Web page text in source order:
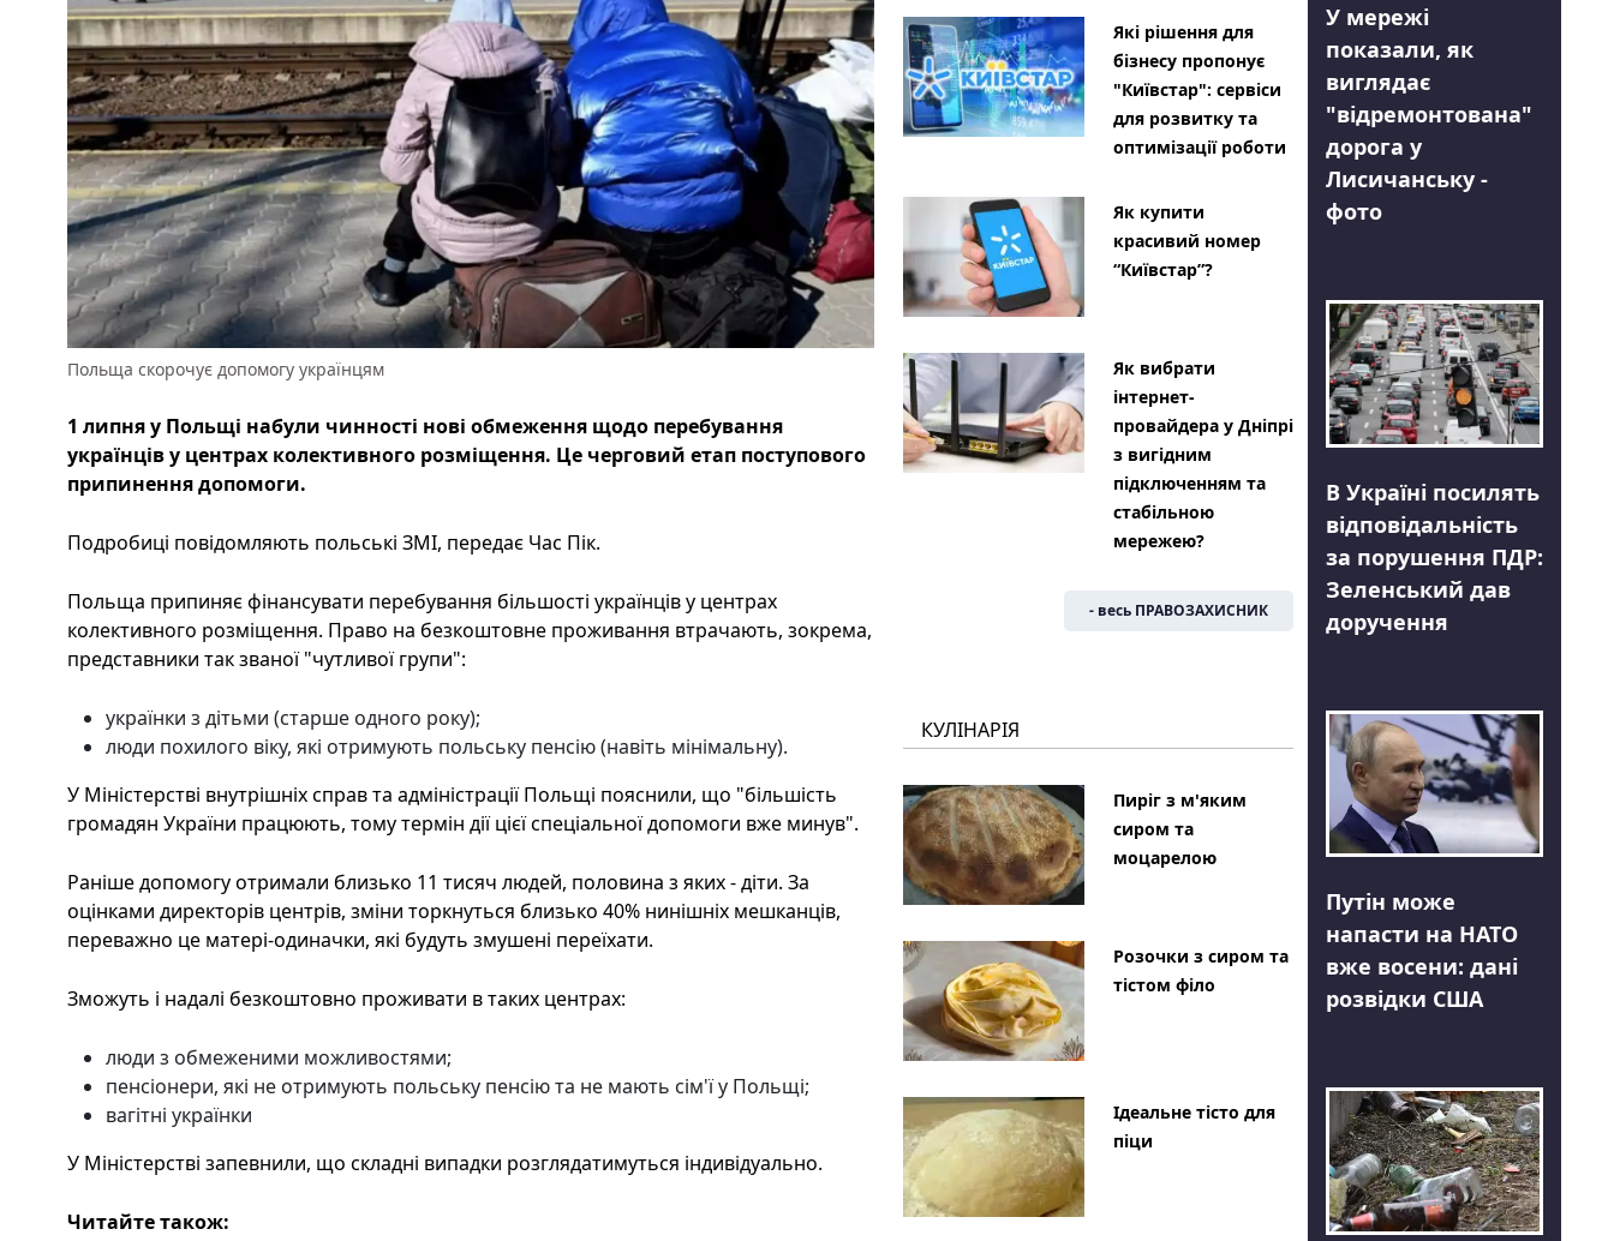
Польща скорочує допомогу українцям
1 липня у Польщі набули чинності нові обмеження щодо перебування
українців у центрах колективного розміщення. Це черговий етап поступового
припинення допомоги.
Подробиці повідомляють польські ЗМІ, передає Час Пік.
Польща припиняє фінансувати перебування більшості українців у центрах
колективного розміщення. Право на безкоштовне проживання втрачають, зокрема,
представники так званої "чутливої ​​групи":
українки з дітьми (старше одного року);
люди похилого віку, які отримують польську пенсію (навіть мінімальну).
У Міністерстві внутрішніх справ та адміністрації Польщі пояснили, що "більшість
громадян України працюють, тому термін дії цієї спеціальної допомоги вже минув".
Раніше допомогу отримали близько 11 тисяч людей, половина з яких - діти. За
оцінками директорів центрів, зміни торкнуться близько 40% нинішніх мешканців,
переважно це матері-одиначки, які будуть змушені переїхати.
Зможуть і надалі безкоштовно проживати в таких центрах:
люди з обмеженими можливостями;
пенсіонери, які не отримують польську пенсію та не мають сім'ї у Польщі;
вагітні українки
У Міністерстві запевнили, що складні випадки розглядатимуться індивідуально.
Читайте також:
Які рішення для
бізнесу пропонує
"Київстар": сервіси
для розвитку та
оптимізації роботи
Як купити
красивий номер
“Київстар”?
Як вибрати
інтернет-
провайдера у Дніпрі
з вигідним
підключенням та
стабільною
мережею?
- весь ПРАВОЗАХИСНИК
КУЛІНАРІЯ
Пиріг з м'яким
сиром та
моцарелою
Розочки з сиром та
тістом філо
Ідеальне тісто для
піци
У мережі
показали, як
виглядає
"відремонтована"
дорога у
Лисичанську -
фото
В Україні посилять
відповідальність
за порушення ПДР:
Зеленський дав
доручення
Путін може
напасти на НАТО
вже восени: дані
розвідки США